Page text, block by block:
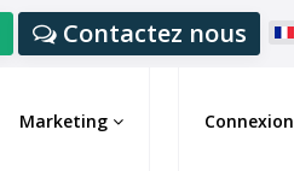
Contactez nous
Marketing Connexion